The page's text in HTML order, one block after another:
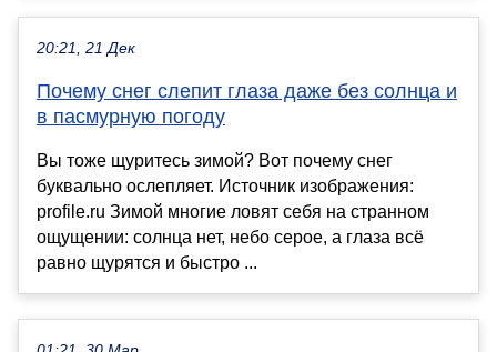
20:21, 21 Дек
Почему снег слепит глаза даже без солнца и
в пасмурную погоду
Вы тоже щуритесь зимой? Вот почему снег
буквально ослепляет. Источник изображения:
profile.ru Зимой многие ловят себя на странном
ощущении: солнца нет, небо серое, а глаза всё
равно щурятся и быстро ...